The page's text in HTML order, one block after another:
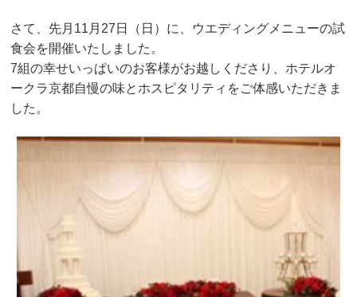
さて、先月11月27日（日）に、ウエディングメニューの試
食会を開催いたしました。
7組の幸せいっぱいのお客様がお越しくださり、ホテルオ
ークラ京都自慢の味とホスピタリティをご体感いただきま
した。